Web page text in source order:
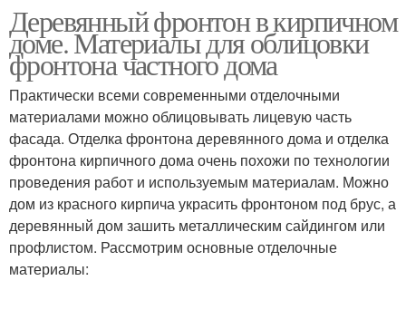
Деревянный фронтон в кирпичном
доме. Материалы для облицовки
фронтона частного дома
Практически всеми современными отделочными
материалами можно облицовывать лицевую часть
фасада. Отделка фронтона деревянного дома и отделка
фронтона кирпичного дома очень похожи по технологии
проведения работ и используемым материалам. Можно
дом из красного кирпича украсить фронтоном под брус, а
деревянный дом зашить металлическим сайдингом или
профлистом. Рассмотрим основные отделочные
материалы: